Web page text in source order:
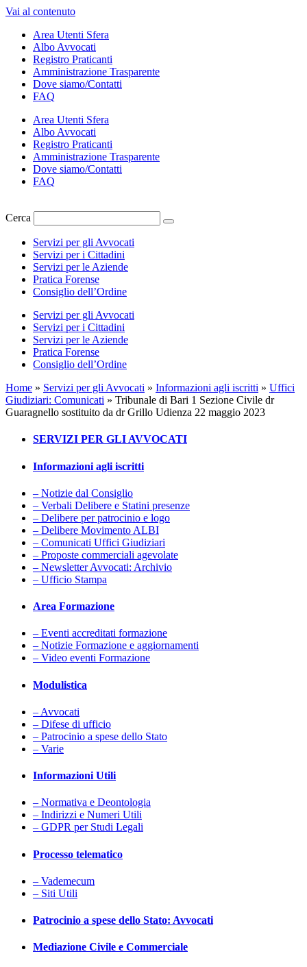
Vai al contenuto
Area Utenti Sfera
Albo Avvocati
Registro Praticanti
Amministrazione Trasparente
Dove siamo/Contatti
FAQ
Area Utenti Sfera
Albo Avvocati
Registro Praticanti
Amministrazione Trasparente
Dove siamo/Contatti
FAQ
Cerca
Servizi per gli Avvocati
Servizi per i Cittadini
Servizi per le Aziende
Pratica Forense
Consiglio dell’Ordine
Servizi per gli Avvocati
Servizi per i Cittadini
Servizi per le Aziende
Pratica Forense
Consiglio dell’Ordine
Home » Servizi per gli Avvocati » Informazioni agli iscritti » Uffici
Giudiziari: Comunicati » Tribunale di Bari 1 Sezione Civile dr
Guaragnello sostituito da dr Grillo Udienza 22 maggio 2023
SERVIZI PER GLI AVVOCATI
Informazioni agli iscritti
– Notizie dal Consiglio
– Verbali Delibere e Statini presenze
– Delibere per patrocinio e logo
– Delibere Movimento ALBI
– Comunicati Uffici Giudiziari
– Proposte commerciali agevolate
– Newsletter Avvocati: Archivio
– Ufficio Stampa
Area Formazione
– Eventi accreditati formazione
– Notizie Formazione e aggiornamenti
– Video eventi Formazione
Modulistica
– Avvocati
– Difese di ufficio
– Patrocinio a spese dello Stato
– Varie
Informazioni Utili
– Normativa e Deontologia
– Indirizzi e Numeri Utili
– GDPR per Studi Legali
Processo telematico
– Vademecum
– Siti Utili
Patrocinio a spese dello Stato: Avvocati
Mediazione Civile e Commerciale